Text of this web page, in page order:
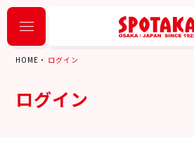
HOME ログイン
ログイン